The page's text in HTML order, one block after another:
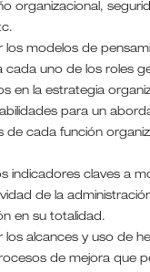
organizacional,
los modelos de
cada uno de los roles
en la estrategia
para un
de cada función
indicadores claves a
de la
en su totalidad.
alcances y uso de
de mejora que